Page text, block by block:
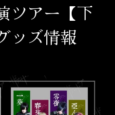
ツアー【下
ッズ情報